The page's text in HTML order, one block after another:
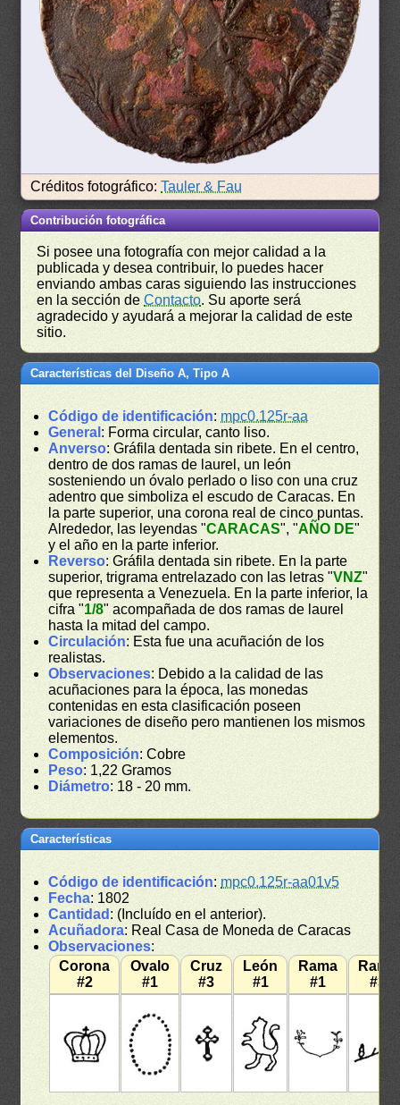
Créditos fotográfico:Tauler & Fau
Contribución fotográfica
Si posee una fotografía con mejor calidad a la
publicada y desea contribuir, lo puedes hacer
enviando ambas caras siguiendo las instrucciones
en la sección deContacto. Su aporte será
agradecido y ayudará a mejorar la calidad de este
sitio.
Características del Diseño A, Tipo A
Código de identificación: mpc0.125r-aa
General : Forma circular, canto liso.
Anverso: Gráfila dentada sin ribete. En el centro,
dentro de dos ramas de laurel, un león
sosteniendo un óvalo perlado o liso con una cruz
adentro que simboliza el escudo de Caracas. En
la parte superior, una corona real de cinco puntas.
Alrededor, las leyendas "CARACAS", "AÑO DE"
y el año en la parte inferior.
Reverso: Gráfila dentada sin ribete. En la parte
superior, trigrama entrelazado con las letras "VNZ"
que representa a Venezuela. En la parte inferior, la
cifra "1/8" acompañada de dos ramas de laurel
hasta la mitad del campo.
Circulación: Esta fue una acuñación de los
realistas.
Observaciones: Debido a la calidad de las
acuñaciones para la época, las monedas
contenidas en esta clasificación poseen
variaciones de diseño pero mantienen los mismos
elementos.
Composición: Cobre
Peso: 1,22 Gramos
Diámetro: 18 - 20 mm.
Características
Código de identificación: mpc0.125r-aa01v5
Fecha: 1802
Cantidad : (Incluído en el anterior).
Acuñadora: Real Casa de Moneda de Caracas
Observaciones:
Corona
#2
Ovalo
#1
Cruz
#3
León
#1
Rama
#1
Rama
#3